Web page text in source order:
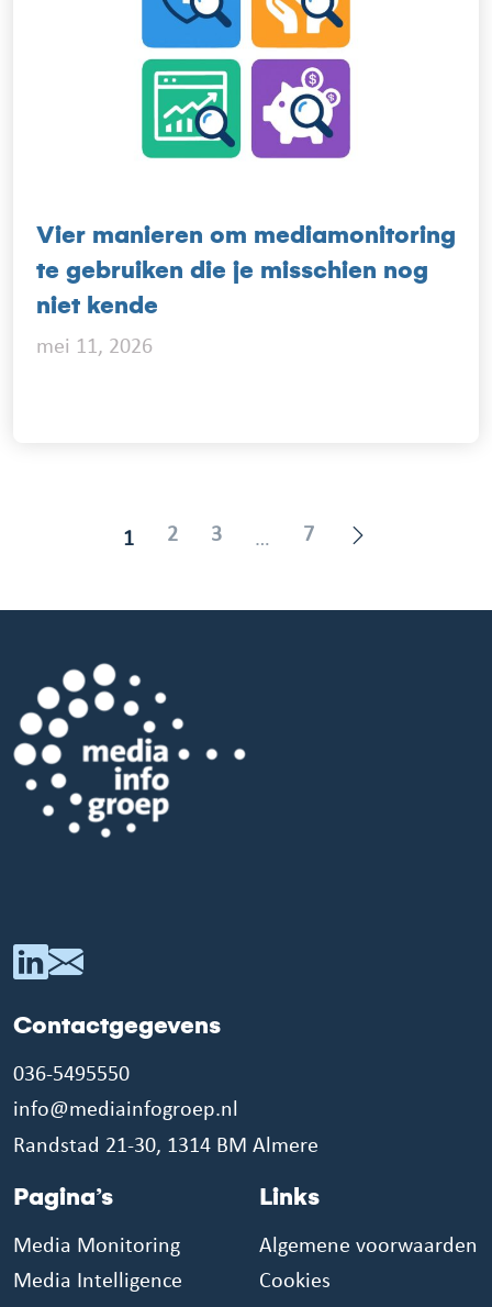
Vier manieren om mediamonitoring
te gebruiken die je misschien nog
niet kende
mei 11, 2026
1 2 3 … 7
Contactgegevens
036-5495550
info@mediainfogroep.nl
Randstad 21-30, 1314 BM Almere
Pagina’s
Media Monitoring
Media Intelligence
Links
Algemene voorwaarden
Cookies